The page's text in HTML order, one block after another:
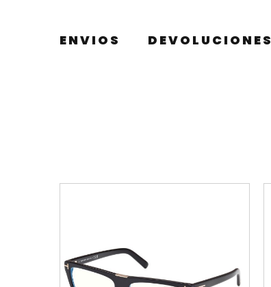
ENVIOS DEVOLUCIONES